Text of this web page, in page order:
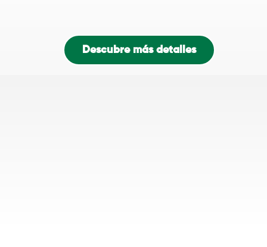
Descubre más detalles